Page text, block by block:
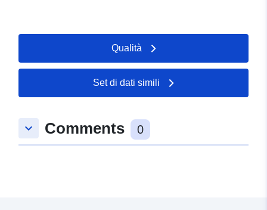
Qualità
Set di dati simili
keyboard_arrow_down Comments 0